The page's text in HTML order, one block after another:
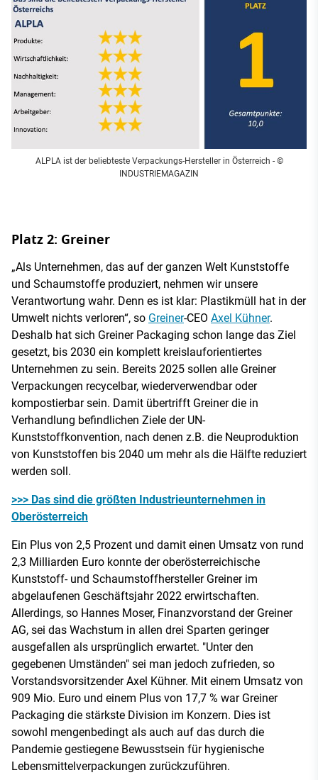
ALPLA ist der beliebteste Verpackungs-Hersteller in Österreich - ©
INDUSTRIEMAGAZIN
Platz 2: Greiner
„Als Unternehmen, das auf der ganzen Welt Kunststoffe
und Schaumstoffe produziert, nehmen wir unsere
Verantwortung wahr. Denn es ist klar: Plastikmüll hat in der
Umwelt nichts verloren“, so Greiner-CEO Axel Kühner.
Deshalb hat sich Greiner Packaging schon lange das Ziel
gesetzt, bis 2030 ein komplett kreislauforientiertes
Unternehmen zu sein. Bereits 2025 sollen alle Greiner
Verpackungen recycelbar, wiederverwendbar oder
kompostierbar sein. Damit übertrifft Greiner die in
Verhandlung befindlichen Ziele der UN-
Kunststoffkonvention, nach denen z.B. die Neuproduktion
von Kunststoffen bis 2040 um mehr als die Hälfte reduziert
werden soll.
>>> Das sind die größten Industrieunternehmen in
Oberösterreich
Ein Plus von 2,5 Prozent und damit einen Umsatz von rund
2,3 Milliarden Euro konnte der oberösterreichische
Kunststoff- und Schaumstoffhersteller Greiner im
abgelaufenen Geschäftsjahr 2022 erwirtschaften.
Allerdings, so Hannes Moser, Finanzvorstand der Greiner
AG, sei das Wachstum in allen drei Sparten geringer
ausgefallen als ursprünglich erwartet. "Unter den
gegebenen Umständen" sei man jedoch zufrieden, so
Vorstandsvorsitzender Axel Kühner. Mit einem Umsatz von
909 Mio. Euro und einem Plus von 17,7 % war Greiner
Packaging die stärkste Division im Konzern. Dies ist
sowohl mengenbedingt als auch auf das durch die
Pandemie gestiegene Bewusstsein für hygienische
Lebensmittelverpackungen zurückzuführen.